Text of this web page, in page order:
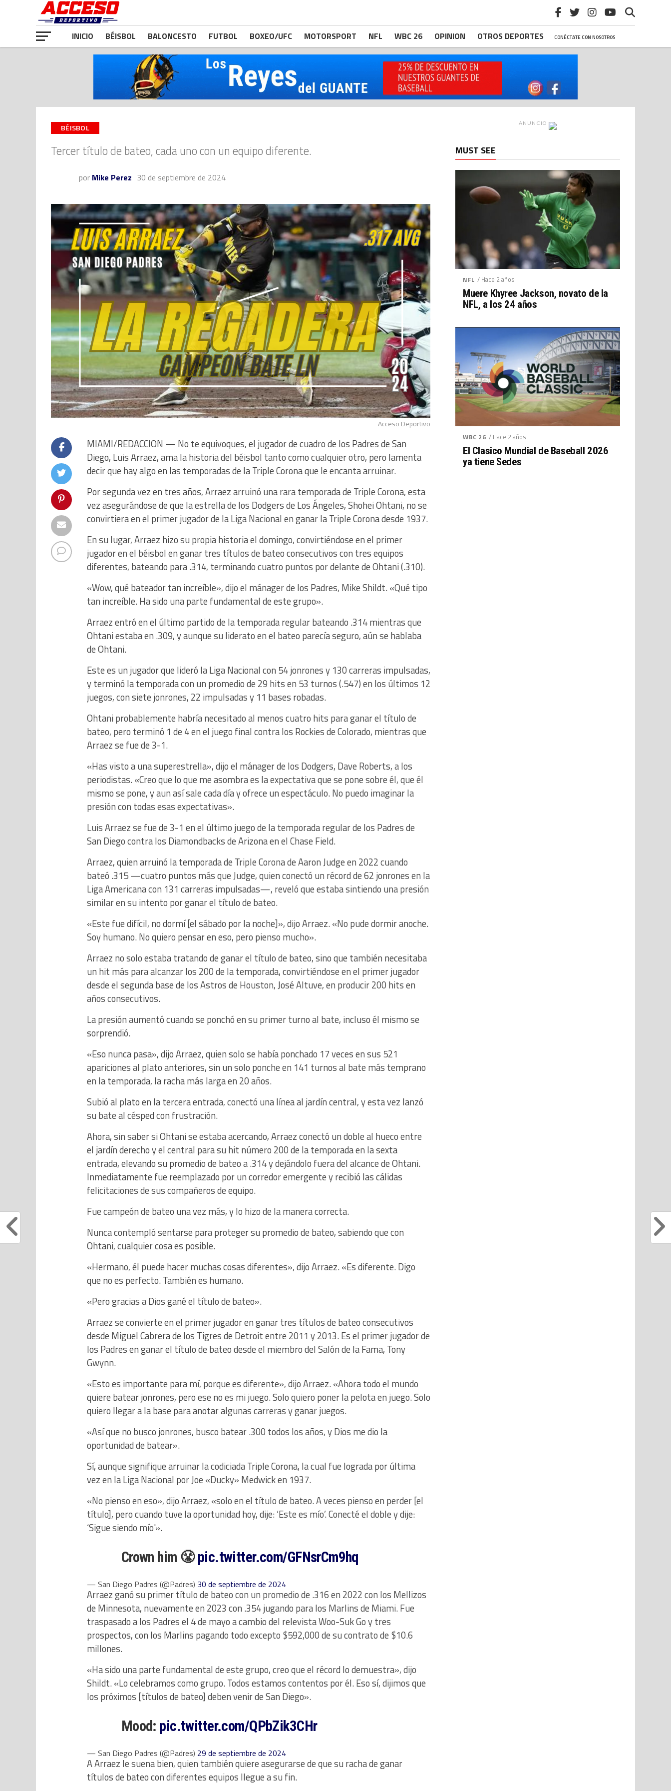
CONÉCTATE CON NOSOTROS
INICIO BÉISBOL BALONCESTO FUTBOL BOXEO/UFC MOTORSPORT NFL WBC 26 OPINION OTROS DEPORTES
BÉISBOL
Tercer título de bateo, cada uno con un equipo diferente.
por Mike Perez 30 de septiembre de 2024
Acceso Deportivo
MIAMI/REDACCION — No te equivoques, el jugador de cuadro de los Padres de San
Diego, Luis Arraez, ama la historia del béisbol tanto como cualquier otro, pero lamenta
decir que hay algo en las temporadas de la Triple Corona que le encanta arruinar.
Por segunda vez en tres años, Arraez arruinó una rara temporada de Triple Corona, esta
vez asegurándose de que la estrella de los Dodgers de Los Ángeles, Shohei Ohtani, no se
convirtiera en el primer jugador de la Liga Nacional en ganar la Triple Corona desde 1937.
En su lugar, Arraez hizo su propia historia el domingo, convirtiéndose en el primer
jugador en el béisbol en ganar tres títulos de bateo consecutivos con tres equipos
diferentes, bateando para .314, terminando cuatro puntos por delante de Ohtani (.310).
«Wow, qué bateador tan increíble», dijo el mánager de los Padres, Mike Shildt. «Qué tipo
tan increíble. Ha sido una parte fundamental de este grupo».
Arraez entró en el último partido de la temporada regular bateando .314 mientras que
Ohtani estaba en .309, y aunque su liderato en el bateo parecía seguro, aún se hablaba
de Ohtani.
Este es un jugador que lideró la Liga Nacional con 54 jonrones y 130 carreras impulsadas,
y terminó la temporada con un promedio de 29 hits en 53 turnos (.547) en los últimos 12
juegos, con siete jonrones, 22 impulsadas y 11 bases robadas.
Ohtani probablemente habría necesitado al menos cuatro hits para ganar el título de
bateo, pero terminó 1 de 4 en el juego final contra los Rockies de Colorado, mientras que
Arraez se fue de 3-1.
«Has visto a una superestrella», dijo el mánager de los Dodgers, Dave Roberts, a los
periodistas. «Creo que lo que me asombra es la expectativa que se pone sobre él, que él
mismo se pone, y aun así sale cada día y ofrece un espectáculo. No puedo imaginar la
presión con todas esas expectativas».
Luis Arraez se fue de 3-1 en el último juego de la temporada regular de los Padres de
San Diego contra los Diamondbacks de Arizona en el Chase Field.
Arraez, quien arruinó la temporada de Triple Corona de Aaron Judge en 2022 cuando
bateó .315 —cuatro puntos más que Judge, quien conectó un récord de 62 jonrones en la
Liga Americana con 131 carreras impulsadas—, reveló que estaba sintiendo una presión
similar en su intento por ganar el título de bateo.
«Este fue difícil, no dormí [el sábado por la noche]», dijo Arraez. «No pude dormir anoche.
Soy humano. No quiero pensar en eso, pero pienso mucho».
Arraez no solo estaba tratando de ganar el título de bateo, sino que también necesitaba
un hit más para alcanzar los 200 de la temporada, convirtiéndose en el primer jugador
desde el segunda base de los Astros de Houston, José Altuve, en producir 200 hits en
años consecutivos.
La presión aumentó cuando se ponchó en su primer turno al bate, incluso él mismo se
sorprendió.
«Eso nunca pasa», dijo Arraez, quien solo se había ponchado 17 veces en sus 521
apariciones al plato anteriores, sin un solo ponche en 141 turnos al bate más temprano
en la temporada, la racha más larga en 20 años.
Subió al plato en la tercera entrada, conectó una línea al jardín central, y esta vez lanzó
su bate al césped con frustración.
Ahora, sin saber si Ohtani se estaba acercando, Arraez conectó un doble al hueco entre
el jardín derecho y el central para su hit número 200 de la temporada en la sexta
entrada, elevando su promedio de bateo a .314 y dejándolo fuera del alcance de Ohtani.
Inmediatamente fue reemplazado por un corredor emergente y recibió las cálidas
felicitaciones de sus compañeros de equipo.
Fue campeón de bateo una vez más, y lo hizo de la manera correcta.
Nunca contempló sentarse para proteger su promedio de bateo, sabiendo que con
Ohtani, cualquier cosa es posible.
«Hermano, él puede hacer muchas cosas diferentes», dijo Arraez. «Es diferente. Digo
que no es perfecto. También es humano.
«Pero gracias a Dios gané el título de bateo».
Arraez se convierte en el primer jugador en ganar tres títulos de bateo consecutivos
desde Miguel Cabrera de los Tigres de Detroit entre 2011 y 2013. Es el primer jugador de
los Padres en ganar el título de bateo desde el miembro del Salón de la Fama, Tony
Gwynn.
«Esto es importante para mí, porque es diferente», dijo Arraez. «Ahora todo el mundo
quiere batear jonrones, pero ese no es mi juego. Solo quiero poner la pelota en juego. Solo
quiero llegar a la base para anotar algunas carreras y ganar juegos.
«Así que no busco jonrones, busco batear .300 todos los años, y Dios me dio la
oportunidad de batear».
Sí, aunque signifique arruinar la codiciada Triple Corona, la cual fue lograda por última
vez en la Liga Nacional por Joe «Ducky» Medwick en 1937.
«No pienso en eso», dijo Arraez, «solo en el título de bateo. A veces pienso en perder [el
título], pero cuando tuve la oportunidad hoy, dije: ‘Este es mío’. Conecté el doble y dije:
‘Sigue siendo mío'».
Crown him 😤pic.twitter.com/GFNsrCm9hq
— San Diego Padres (@Padres) 30 de septiembre de 2024
Arraez ganó su primer título de bateo con un promedio de .316 en 2022 con los Mellizos
de Minnesota, nuevamente en 2023 con .354 jugando para los Marlins de Miami. Fue
traspasado a los Padres el 4 de mayo a cambio del relevista Woo-Suk Go y tres
prospectos, con los Marlins pagando todo excepto $592,000 de su contrato de $10.6
millones.
«Ha sido una parte fundamental de este grupo, creo que el récord lo demuestra», dijo
Shildt. «Lo celebramos como grupo. Todos estamos contentos por él. Eso sí, dijimos que
los próximos [títulos de bateo] deben venir de San Diego».
Mood: pic.twitter.com/QPbZik3CHr
— San Diego Padres (@Padres) 29 de septiembre de 2024
A Arraez le suena bien, quien también quiere asegurarse de que su racha de ganar
títulos de bateo con diferentes equipos llegue a su fin.
ANUNCIO
MUST SEE
NFL / Hace 2 años
Muere Khyree Jackson, novato de la
NFL, a los 24 años
WBC 26 / Hace 2 años
El Clasico Mundial de Baseball 2026
ya tiene Sedes